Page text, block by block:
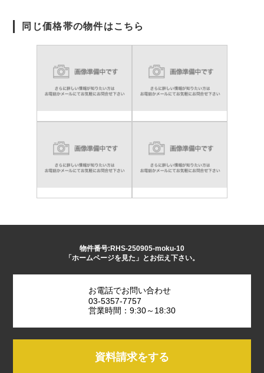
同じ価格帯の物件はこちら
物件番号:RHS-250905-moku-10
「ホームページを見た」とお伝え下さい。
お電話でお問い合わせ
03-5357-7757
営業時間：9:30～18:30
資料請求をする